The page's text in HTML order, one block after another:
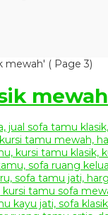
mewah' ( Page 3)
mewah